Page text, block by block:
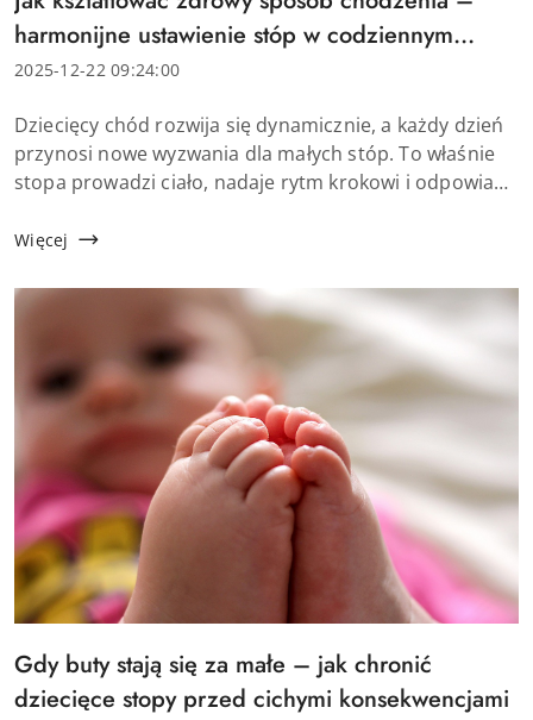
artykułu:
harmonijne ustawienie stóp w codziennym
ruchu dziecka
Data
2025-12-22 09:24:00
Treść
artykułu:
Dziecięcy chód rozwija się dynamicznie, a każdy dzień
przynosi nowe wyzwania dla małych stóp. To właśnie
stopa prowadzi ciało, nadaje rytm krokowi i odpowiada
stawiać stopę podczas chodzenia...
Więcej
Tytuł
artykułu:
Gdy buty stają się za małe – jak chronić
dziecięce stopy przed cichymi konsekwencjami